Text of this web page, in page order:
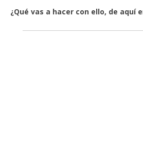
¿Qué vas a hacer con ello, de aquí